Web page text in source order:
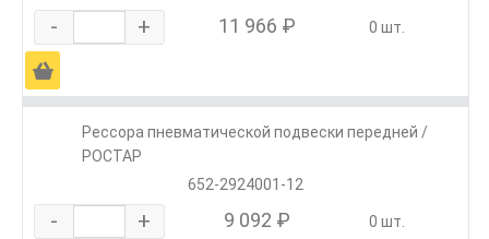
- + 11 966 ₽ 0 шт.
Ä
Рессора пневматической подвески передней /
РОСТАР
652-2924001-12
- + 9 092 ₽ 0 шт.